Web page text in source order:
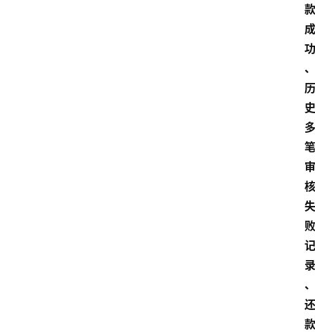
款
成
功
、
历
史
多
笔
审
核
失
败
记
录
、
还
款